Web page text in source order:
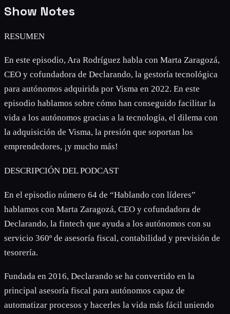
Show Notes
RESUMEN
En este episodio, Ara Rodríguez habla con Marta Zaragozá,
CEO y cofundadora de Declarando, la gestoría tecnológica
para autónomos adquirida por Visma en 2022. En este
episodio hablamos sobre cómo han conseguido facilitar la
vida a los autónomos gracias a la tecnología, el dilema con
la adquisición de Visma, la presión que soportan los
emprendedores, ¡y mucho más!
DESCRIPCIÓN DEL PODCAST
En el episodio número 64 de “Hablando con líderes”
hablamos con Marta Zaragozá, CEO y cofundadora de
Declarando, la fintech que ayuda a los autónomos con su
servicio 360º de asesoría fiscal, contabilidad y previsión de
tesorería.
Fundada en 2016, Declarando se ha convertido en la
principal asesoría fiscal para autónomos capaz de
automatizar procesos y hacerles la vida más fácil uniendo